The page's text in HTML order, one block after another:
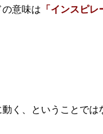
の意味は 「インスピレ
く、ということでは